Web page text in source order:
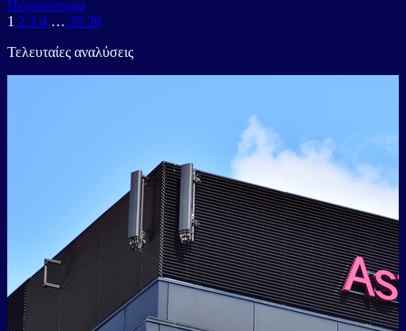
Περισσότερα
1 2 3 4 … 35 36
Τελευταίες αναλύσεις